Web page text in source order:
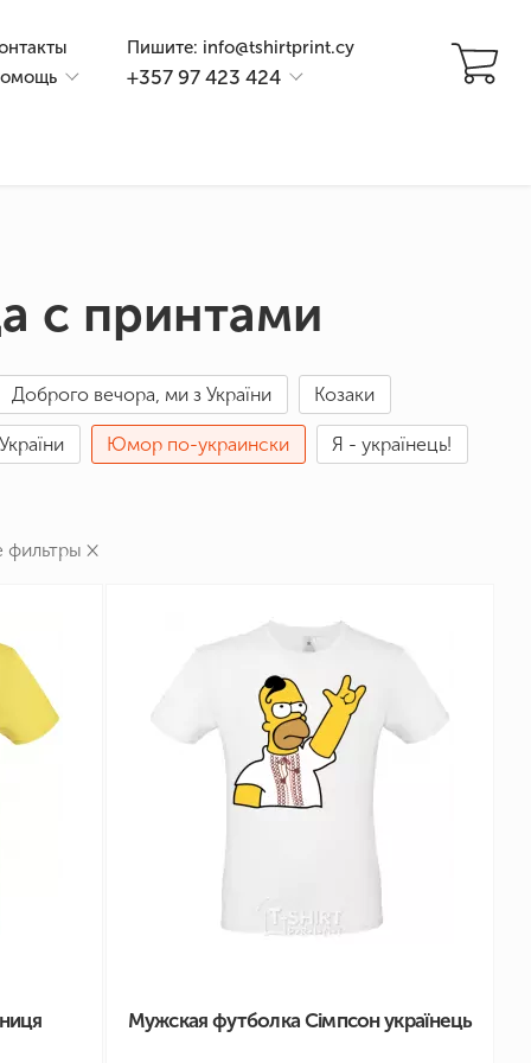
Пишите: info@tshirtprint.cy
+357 97 423 424
с принтами
Доброго вечора, ми з України Козаки
Юмор по-украински Я - українець!
фильтры ×
Мужская футболка Сімпсон українець